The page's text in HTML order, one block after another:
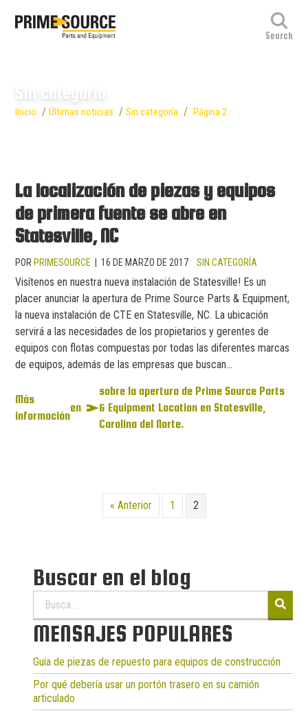
Sin categoría
Inicio / Últimas noticias / Sin categoría / Página 2
La localización de piezas y equipos
de primera fuente se abre en
Statesville, NC
POR PRIMESOURCE 16 DE MARZO DE 2017 SIN CATEGORÍA
Visítenos en nuestra nueva instalación de Statesville! Es un
placer anunciar la apertura de Prime Source Parts & Equipment,
la nueva instalación de CTE en Statesville, NC. La ubicación
servirá a las necesidades de los propietarios y gerentes de
equipos con flotas compuestas por todas las diferentes marcas
de equipos, además de las empresas que buscan...
Más
información
en
sobre la apertura de Prime Source Parts
& Equipment Location en Statesville,
Carolina del Norte.
« Anterior 1 2
Buscar en el blog
Buscar:
MENSAJES POPULARES
Guía de piezas de repuesto para equipos de construcción
Por qué debería usar un portón trasero en su camión
articulado